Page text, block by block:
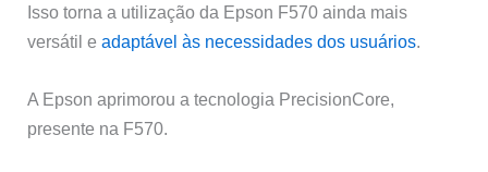
Isso torna a utilização da Epson F570 ainda mais
versátil eadaptável às necessidades dos usuários
A Epson aprimorou a tecnologia PrecisionCore,
presente na F570.